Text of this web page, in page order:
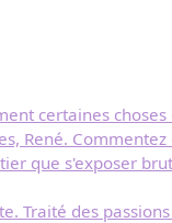
certaines
René.
que s'exposer
des